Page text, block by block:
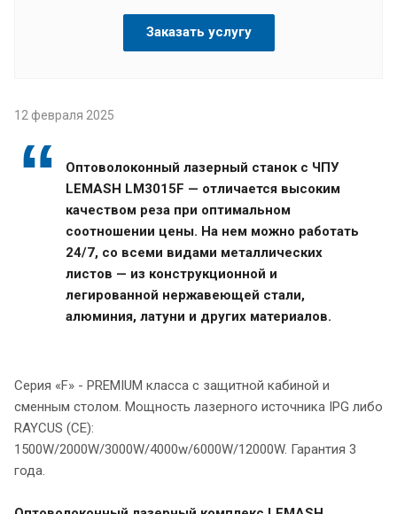
Заказать услугу
12 февраля 2025
Оптоволоконный лазерный станок с ЧПУ
LEMASH LM3015F — отличается высоким
качеством реза при оптимальном
соотношении цены. На нем можно работать
24/7, со всеми видами металлических
листов — из конструкционной и
легированной нержавеющей стали,
алюминия, латуни и других материалов.
Серия «F» - PREMIUM класса с защитной кабиной и
сменным столом. Мощность лазерного источника IPG либо
RAYCUS (СЕ):
1500W/2000W/3000W/4000w/6000W/12000W. Гарантия 3
года.